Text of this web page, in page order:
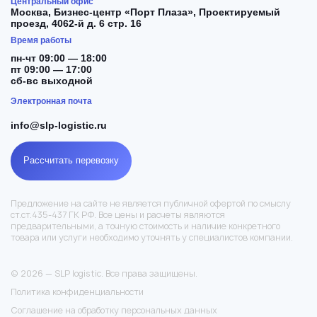
Москва, Бизнес-центр «Порт Плаза», Проектируемый
проезд, 4062-й д. 6 стр. 16
Время работы
пн-чт 09:00 — 18:00
пт 09:00 — 17:00
сб-вс выходной
Электронная почта
info@slp-logistic.ru
Рассчитать перевозку
Предложение на сайте не является публичной офертой по смыслу
ст.ст.435-437 ГК РФ. Все цены и расчеты являются
предварительными, а точную стоимость и наличие конкретного
товара или услуги необходимо уточнять у специалистов компании.
© 2026 — SLP logistic. Все права защищены.
Политика конфиденциальности
Соглашение на обработку персональных данных